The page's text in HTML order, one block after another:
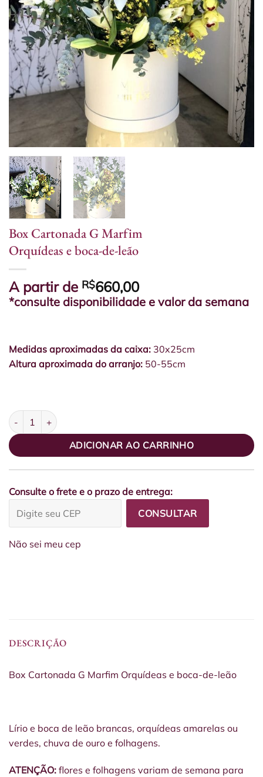
Box Cartonada G Marfim
Orquídeas e boca-de-leão
A partir de R$660,00
*consulte disponibilidade e valor da semana
Medidas aproximadas da caixa: 30x25cm
Altura aproximada do arranjo: 50-55cm
Box Cartonada G Marfim Orquídeas e boca-de-leão quantidade
ADICIONAR AO CARRINHO
Consulte o frete e o prazo de entrega:
CONSULTAR
Não sei meu cep
DESCRIÇÃO
Box Cartonada G Marfim Orquídeas e boca-de-leão
Lírio e boca de leão brancas, orquídeas amarelas ou
verdes, chuva de ouro e folhagens.
ATENÇÃO: flores e folhagens variam de semana para